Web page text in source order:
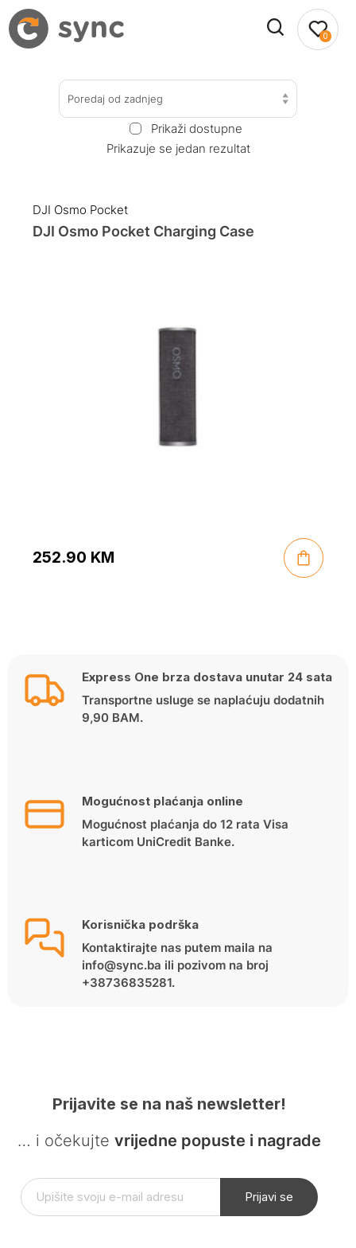
0
Poredaj od zadnjeg
Prikaži dostupne
Prikazuje se jedan rezultat
DJI Osmo Pocket
DJI Osmo Pocket Charging Case
252.90 KM
Express One brza dostava unutar 24 sata
Transportne usluge se naplaćuju dodatnih
9,90 BAM.
Mogućnost plaćanja online
Mogućnost plaćanja do 12 rata Visa
karticom UniCredit Banke.
Korisnička podrška
Kontaktirajte nas putem maila na
info@sync.ba ili pozivom na broj
+38736835281.
Prijavite se na naš newsletter!
… i očekujte vrijedne popuste i nagrade
Prijavi se